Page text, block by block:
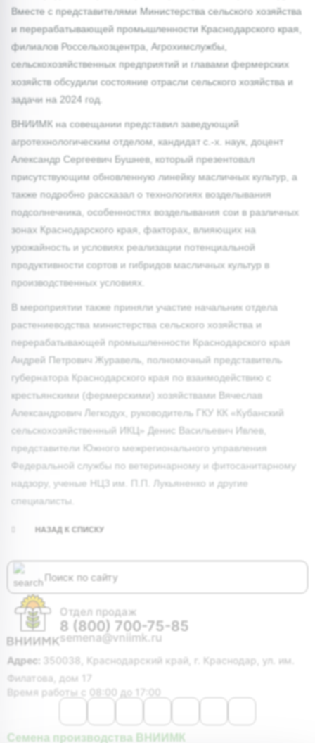
Вместе с представителями Министерства сельского хозяйства
и перерабатывающей промышленности Краснодарского края,
филиалов Россельхозцентра, Агрохимслужбы,
сельскохозяйственных предприятий и главами фермерских
хозяйств обсудили состояние отрасли сельского хозяйства и
задачи на 2024 год.
ВНИИМК на совещании представил заведующий
агротехнологическим отделом, кандидат с.-х. наук, доцент
Александр Сергеевич Бушнев, который презентовал
присутствующим обновленную линейку масличных культур, а
также подробно рассказал о технологиях возделывания
подсолнечника, особенностях возделывания сои в различных
зонах Краснодарского края, факторах, влияющих на
урожайность и условиях реализации потенциальной
продуктивности сортов и гибридов масличных культур в
производственных условиях.
В мероприятии также приняли участие начальник отдела
растениеводства министерства сельского хозяйства и
перерабатывающей промышленности Краснодарского края
Андрей Петрович Журавель, полномочный представитель
губернатора Краснодарского края по взаимодействию с
крестьянскими (фермерскими) хозяйствами Вячеслав
Александрович Легкодух, руководитель ГКУ КК «Кубанский
сельскохозяйственный ИКЦ» Денис Васильевич Ивлев,
представители Южного межрегионального управления
Федеральной службы по ветеринарному и фитосанитарному
надзору, ученые НЦЗ им. П.П. Лукьяненко и другие
специалисты.
НАЗАД К СПИСКУ
Отдел продаж
8 (800) 700-75-85
semena@vniimk.ru
Адрес:
350038, Краснодарский край, г. Краснодар, ул. им.
Филатова, дом 17
Время работы с 08:00 до 17:00
Семена производства ВНИИМК